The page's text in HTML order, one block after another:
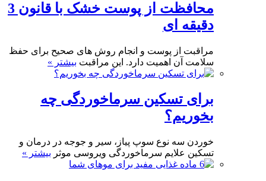
محافظت از پوست خشک با قانون 3
دقیقه ای
مراقبت از پوست و انجام روش های صحیح برای حفظ
سلامت آن اهمیت دارد. این مراقبت بیشتر »
برای تسکین سرماخوردگی چه
بخوریم؟
خوردن سه نوع سوپ پیاز، سیر و جوجه در درمان و
تسکین علایم سرماخوردگی ویروسی موثر بیشتر »